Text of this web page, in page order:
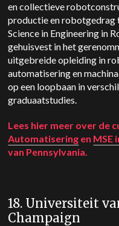
en collectieve
productie en
Science in Engineering in
gehuisvest in het
uitgebreide opleiding in
automatisering en
op een loopbaan in
graduaatstudies.
Lees hier meer over de
Automatisering en MSE
van Pennsylvania.
18. Universiteit
Champaign